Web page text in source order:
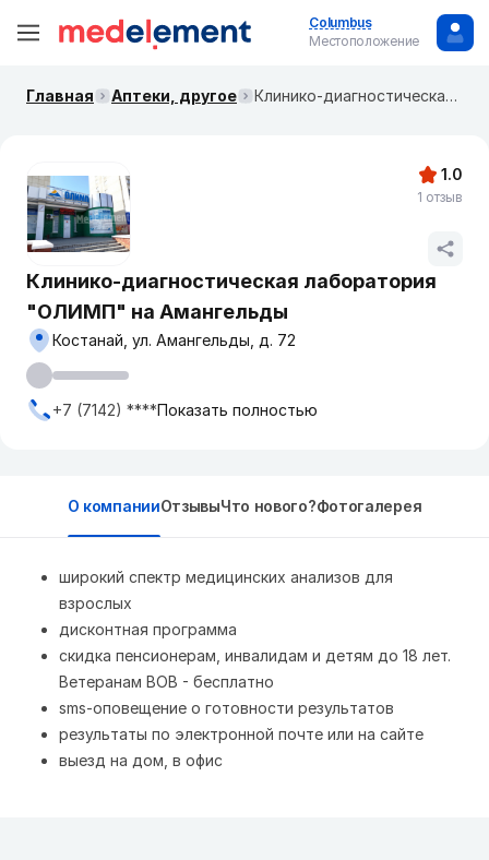
Columbus
Местоположение
Главная Аптеки, другое Клинико-диагностическая лаборатория "ОЛИМП" на Амангельды
Клинико-диагностическая лаборатория
"ОЛИМП" на Амангельды
Костанай, ул. Амангельды, д. 72
+7 (7142) ****Показать полностью
1.0
1 отзыв
О компанииОтзывыЧто нового?Фотогалерея
широкий спектр медицинских анализов для
взрослых
дисконтная программа
скидка пенсионерам, инвалидам и детям до 18 лет.
Ветеранам ВОВ - бесплатно
sms-оповещение о готовности результатов
результаты по электронной почте или на сайте
выезд на дом, в офис